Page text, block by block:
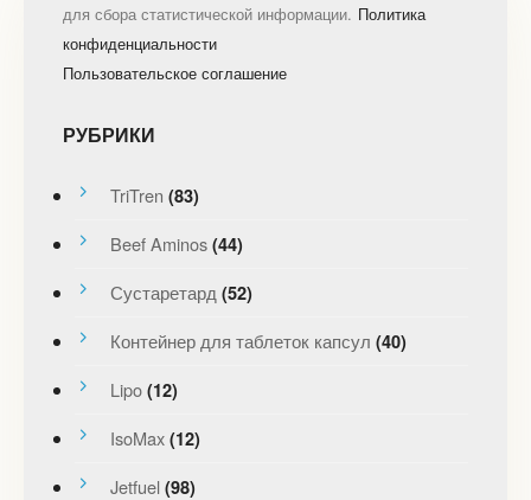
для сбора статистической информации. Политика
конфиденциальности
Пользовательское соглашение
РУБРИКИ
TriTren (83)
Beef Aminos (44)
Сустаретард (52)
Контейнер для таблеток капсул (40)
Lipo (12)
IsoMax (12)
Jetfuel (98)